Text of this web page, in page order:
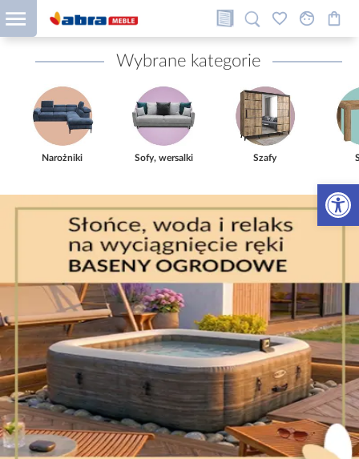
Otwórz
Wybrane kategorie
Narożniki Sofy, wersalki Szafy